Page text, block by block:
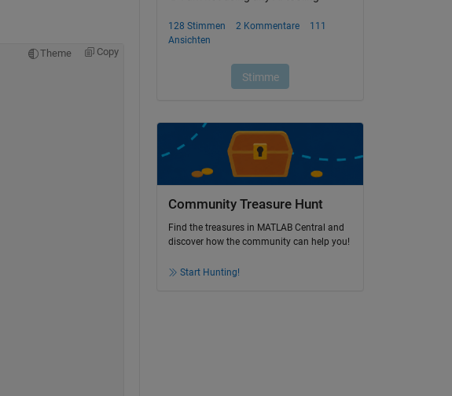
Theme Copy
Community Treasure Hunt
Find the treasures in MATLAB Central and
discover how the community can help you!
Start Hunting!